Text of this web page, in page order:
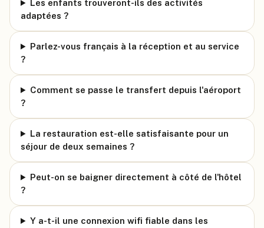
Les enfants trouveront-ils des activités
adaptées ?
Parlez-vous français à la réception et au service
?
Comment se passe le transfert depuis l'aéroport
?
La restauration est-elle satisfaisante pour un
séjour de deux semaines ?
Peut-on se baigner directement à côté de l'hôtel
?
Y a-t-il une connexion wifi fiable dans les